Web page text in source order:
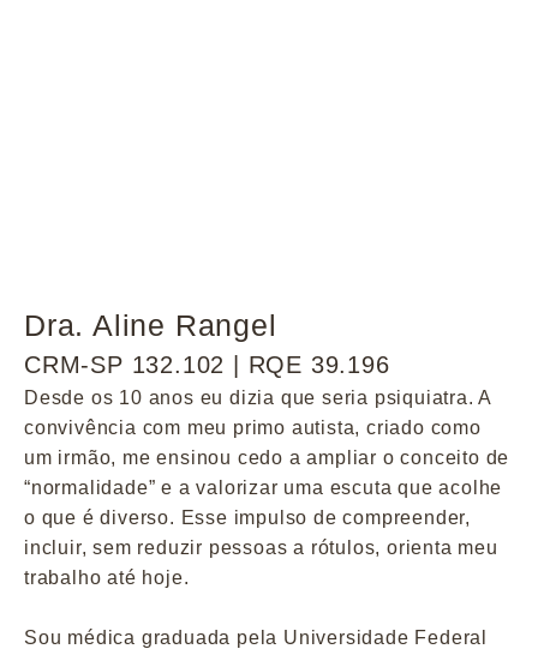
Dra. Aline Rangel
CRM-SP 132.102 | RQE 39.196
Desde os 10 anos eu dizia que seria psiquiatra. A
convivência com meu primo autista, criado como
um irmão, me ensinou cedo a ampliar o conceito de
“normalidade” e a valorizar uma escuta que acolhe
o que é diverso. Esse impulso de compreender,
incluir, sem reduzir pessoas a rótulos, orienta meu
trabalho até hoje.
Sou médica graduada pela Universidade Federal